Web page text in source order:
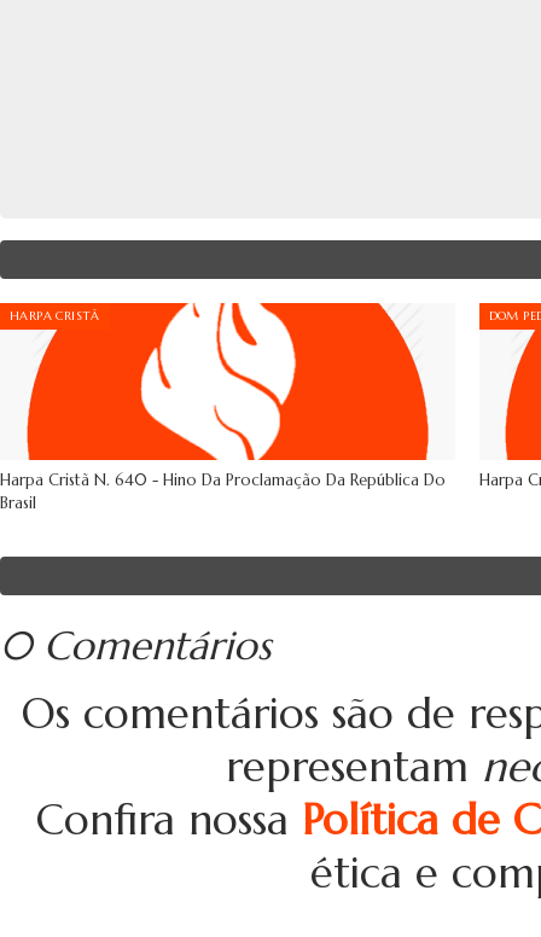
HARPA CRISTÃ
Harpa Cristã N. 640 - Hino Da Proclamação Da República Do
Brasil
DOM
Harpa
0 Comentários
Os comentários são de
representam
Confira nossa Política de
ética e